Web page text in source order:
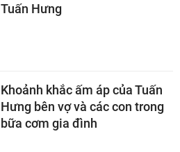
Tuấn Hưng
Khoảnh khắc ấm áp của Tuấn
Hưng bên vợ và các con trong
bữa cơm gia đình